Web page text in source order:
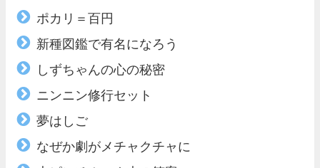
ポカリ＝百円
新種図鑑で有名になろう
しずちゃんの心の秘密
ニンニン修行セット
夢はしご
なぜか劇がメチャクチャに